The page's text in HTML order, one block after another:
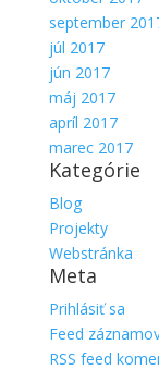
september
júl 2017
jún 2017
máj 2017
apríl 2017
marec 2017
Kategórie
Blog
Projekty
Webstránka
Meta
Prihlásiť sa
Feed
RSS feed